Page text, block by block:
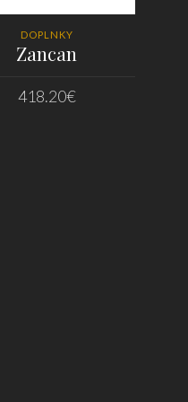
DOPLNKY
Zancan
418.20€